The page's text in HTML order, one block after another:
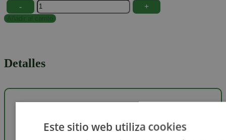
- +
Detalles
Este sitio web utiliza cookies